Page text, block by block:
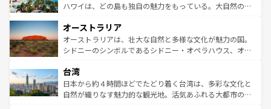
西部には大自然が広がり、グランドキャニオンやイエロー
部のニューオーリンズでは、音楽と美食が融合した独特の
文化が魅力。旅行者はアメリカの各地域で異なる魅力を楽
しみながら、その多様性と豊かな歴史を感じることができ
ならではの贅沢な旅のスタイルだ。 なお、新着のアメリカ
情報はコンテンツ一覧を参照してほしい。
ハワイは、どの島も独自の魅力をもっている。大自然の神
ワイ島は見逃せない。また、定番の観光地といえばオアフ
島だが、静かな自然を求めるならマウイ島やカウアイ島が
おすすめ。エメラルドグリーンに輝く海をはじめ、豊かな
れるおもてなしの心で訪れる人々を迎えてくれるハワイの
人々、おいしいローカルフードやハワイアンミュージッ
ク、伝統的なフラダンスなど、すべてがハワイの魅力を彩
オーストラリア
オーストラリアは、壮大な自然と多様な文化が魅力の国。
シドニーのシンボルであるシドニー・オペラハウス、オー
リアリーフや大陸中央部にそびえるウルル（エアーズロッ
ク）、タスマニアの美しい原生林やケアンズの熱帯雨林な
ど、見どころがたくさん。また、カフェやワイン、オージ
台湾
日本から約４時間ほどでたどり着く台湾は、多彩な文化と
自然が織りなす魅力的な観光地。活気あふれる大都市の台